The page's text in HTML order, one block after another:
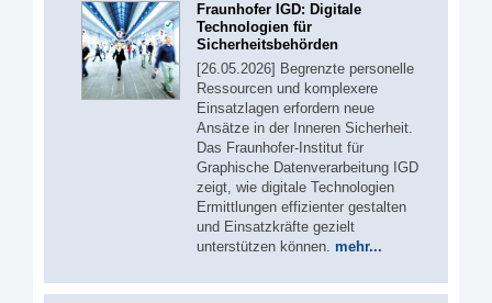
Fraunhofer IGD: Digitale
Technologien für
Sicherheitsbehörden
[26.05.2026] Begrenzte personelle
Ressourcen und komplexere
Einsatzlagen erfordern neue
Ansätze in der Inneren Sicherheit.
Das Fraunhofer-Institut für
Graphische Datenverarbeitung IGD
zeigt, wie digitale Technologien
Ermittlungen effizienter gestalten
und Einsatzkräfte gezielt
unterstützen können. mehr...